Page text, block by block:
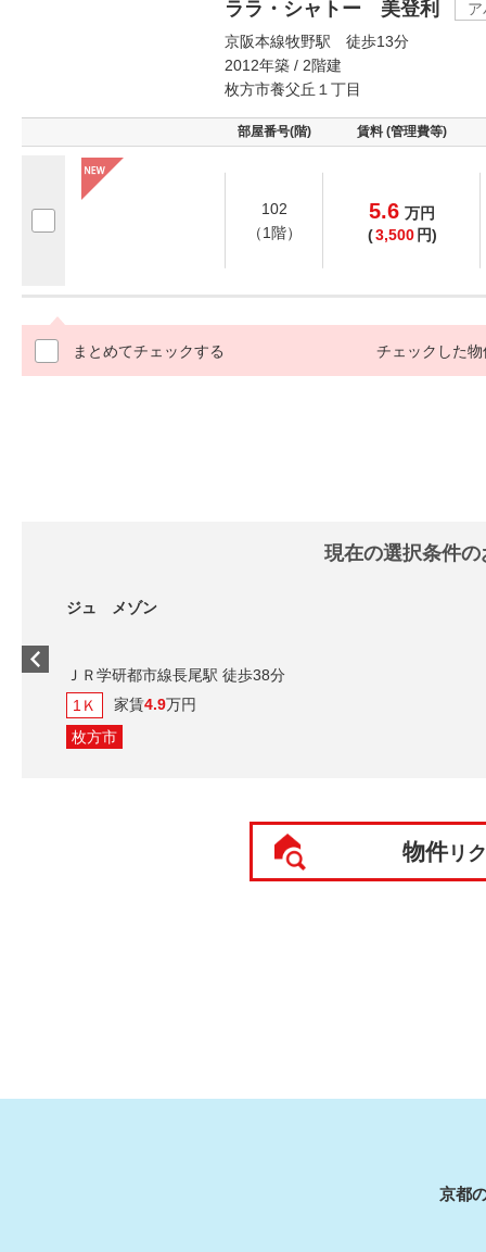
ララ・シャトー 美登利
京阪本線牧野駅 徒歩13分
2012年築 / 2階建
枚方市養父丘１丁目
部屋番号(階) 賃料 (管理費等)
102
（1階）
5.6 万円
(3,500 円)
まとめてチェックする チェックした物
現在の選択条件
ジュ メゾン
ＪＲ学研都市線長尾駅 徒歩38分
1Ｋ
家賃4.9万円
枚方市
物件リ
京都